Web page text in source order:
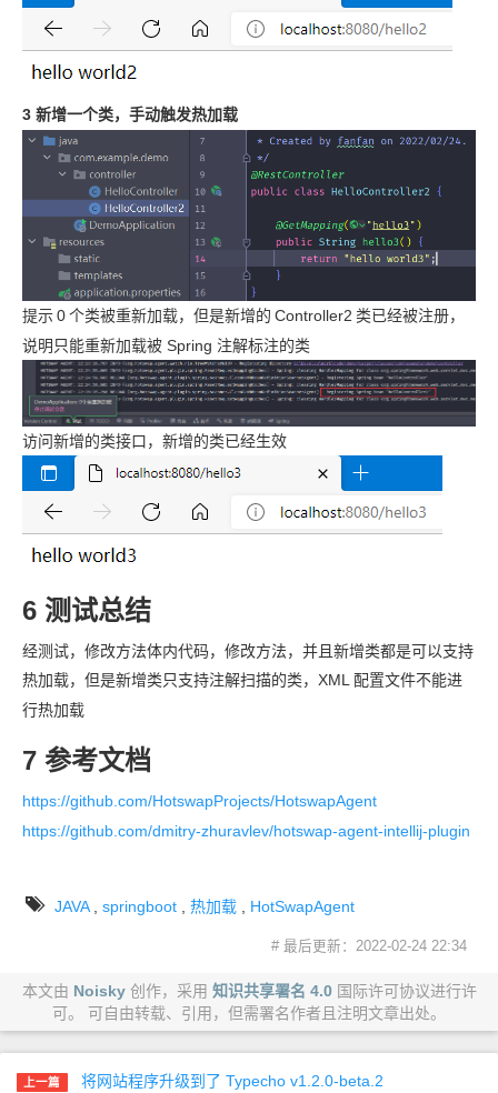
3 新增一个类，手动触发热加载
提示0个类被重新加载，但是新增的 Controller2 类已经被注册，
说明只能重新加载被 Spring 注解标注的类
访问新增的类接口，新增的类已经生效
6 测试总结
经测试，修改方法体内代码，修改方法，并且新增类都是可以支持
热加载，但是新增类只支持注解扫描的类，XML 配置文件不能进
行热加载
7 参考文档
https://github.com/HotswapProjects/HotswapAgent
https://github.com/dmitry-zhuravlev/hotswap-agent-intellij-plugin
JAVA, springboot 热加载 HotSwapAgent
# 最后更新：2022-02-24 22:34
本文由 Noisky创作，采用 知识共享署名 4.0国际许可协议进行许
可。 可自由转载、引用，但需署名作者且注明文章出处。
上一篇 将网站程序升级到了 Typecho v1.2.0-beta.2